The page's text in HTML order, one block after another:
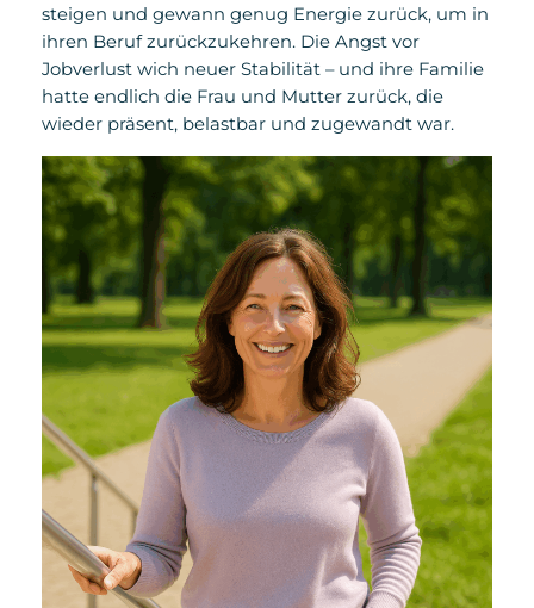
steigen und gewann genug Energie zurück, um in
ihren Beruf zurückzukehren. Die Angst vor
Jobverlust wich neuer Stabilität – und ihre Familie
hatte endlich die Frau und Mutter zurück, die
wieder präsent, belastbar und zugewandt war.